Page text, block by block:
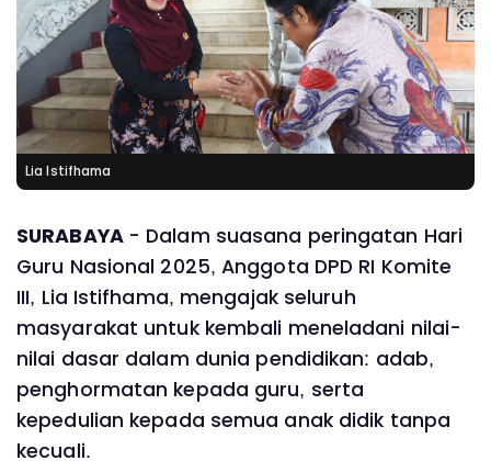
Lia Istifhama
SURABAYA - Dalam suasana peringatan Hari
Guru Nasional 2025, Anggota DPD RI Komite
III, Lia Istifhama, mengajak seluruh
masyarakat untuk kembali meneladani nilai-
nilai dasar dalam dunia pendidikan: adab,
penghormatan kepada guru, serta
kepedulian kepada semua anak didik tanpa
kecuali.